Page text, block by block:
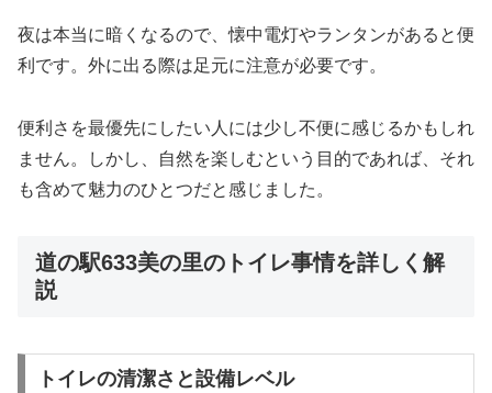
夜は本当に暗くなるので、懐中電灯やランタンがあると便
利です。外に出る際は足元に注意が必要です。
便利さを最優先にしたい人には少し不便に感じるかもしれ
ません。しかし、自然を楽しむという目的であれば、それ
も含めて魅力のひとつだと感じました。
道の駅633美の里のトイレ事情を詳しく解
説
トイレの清潔さと設備レベル